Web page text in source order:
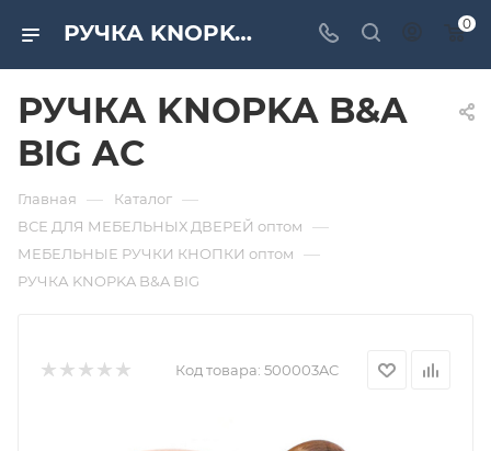
РУЧКА KNOPKA B&A BIG AC. Дверная и мебельная фурнитура САМИР-КИЛИТ | Оптовые поставки 0
РУЧКА KNOPKA B&A
BIG AC
Главная — Каталог —
ВСЕ ДЛЯ МЕБЕЛЬНЫХ ДВЕРЕЙ оптом —
МЕБЕЛЬНЫЕ РУЧКИ КНОПКИ оптом —
РУЧКА KNOPKA B&A BIG
Код товара: 500003AC